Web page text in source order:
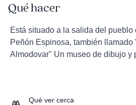
Qué hacer
Está situado a la salida del pueblo
Peñón Espinosa, también
Almodovar" Un museo de dibujo y
Qué ver cerca